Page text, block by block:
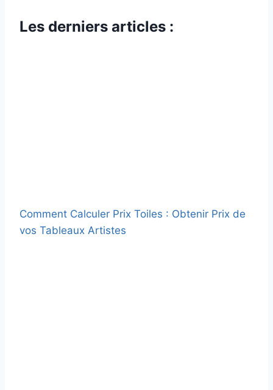
Les derniers articles :
Comment Calculer Prix Toiles : Obtenir Prix de
vos Tableaux Artistes